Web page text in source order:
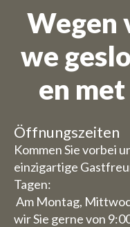
Wegen
we
en
Öffnungszeiten
Kommen Sie vorbei
einzigartige
Tagen:
Am Montag,
wir Sie gerne von